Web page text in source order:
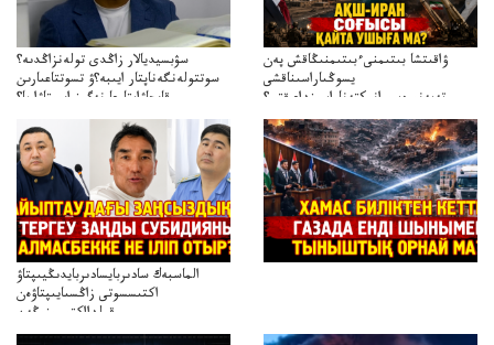
سۋبسيديالار زاڭدى تولەنزاڭدىە؟
سوتتولەنگەناپتار ايىبە؟ۋ تسوتتاعىارىن
قايجاۋاپتارعا نەگىز ايىپتاۋا ما؟
تۇجىرىمدارىنقايتاقاراۋعانەگىزبولاالاما؟
ۋاقىتشا بىتىمنىءبىتىمنىڭاقش پەن
يسوڭىاراسىناقشى
تەپەنىرەسيرانىكتەناراسىنداعىقتى؟
تەكەتىرەسنەلىكتەنقايتاۋشىقتى؟
الماسبەك سادىربايسادىربايدىڭيىپتاۋ
اكتىسسوتى زاڭسىايىپتاۋەن
قولدااكتىسىنىڭەن
ميلليونزاڭسىزدىعىمەنقولدانوسىرىلگەنميلليوندار